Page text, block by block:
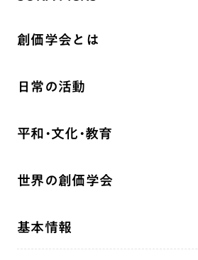
創価学会とは
祈り
聖典
釈尊～法華経
日常の活動
座談会
仏法を語る
平和・文化・教育
「人権文化」「ジェンダー平等」を促進
世界の創価学会
基本情報